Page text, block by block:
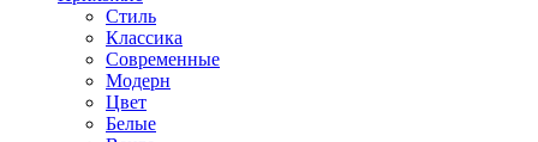
Стиль
Классика
Современные
Модерн
Цвет
Белые